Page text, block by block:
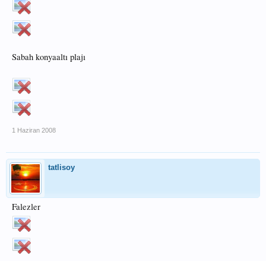
Sabah konyaaltı plajı
1 Haziran 2008
tatlisoy
Falezler